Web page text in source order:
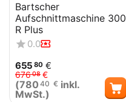
Bartscher
Aufschnittmaschine 300
R Plus
0.0
655 80 €
67608 €
(780 40 € inkl.
MwSt.)